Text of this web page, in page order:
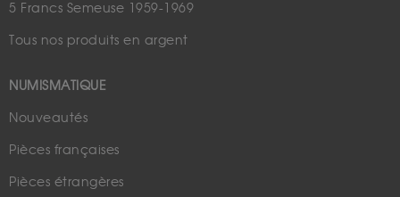
5 Francs Semeuse 1959-1969
Tous nos produits en argent
NUMISMATIQUE
Nouveautés
Pièces françaises
Pièces étrangères